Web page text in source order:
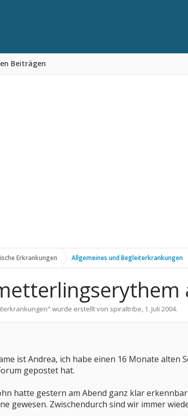
Beiträgen
Erkrankungen Allgemeines und Begleiterkrankungen
" wurde erstellt von spiraltribe, 1. Juli 2004.
ist Andrea, ich habe einen 16 Monate
gepostet hat.
hatte gestern am Abend ganz klar
gewesen. Zwischendurch sind wir immer